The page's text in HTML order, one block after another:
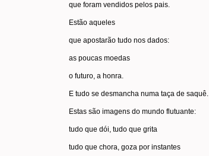
que foram vendidos pelos pais.
Estão aqueles
que apostarão tudo nos dados:
as poucas moedas
o futuro, a honra.
E tudo se desmancha numa taça de saquê.
Estas são imagens do mundo flutuante:
tudo que dói, tudo que grita
tudo que chora, goza por instantes